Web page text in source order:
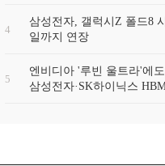
4
삼성전자, 갤럭시Z 폴드8
일까지 연장
5
엔비디아 '루빈 울트라'에
삼성전자·SK하이닉스